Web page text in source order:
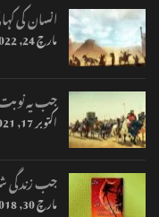
انسان کی
مارچ 24, 2022
جب یہ
اکتوبر 17, 2021
جب زندگی
مارچ 30, 2018